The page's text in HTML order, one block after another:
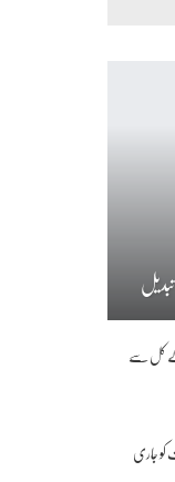
اسپیل کے کل سے
کرکٹرز کو این او سی 19 اگست کو جاری